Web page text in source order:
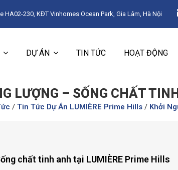
HA02-230, KĐT Vinhomes Ocean Park, Gia Lâm, Hà Nội
DỰ ÁN TIN TỨC HOẠT ĐỘNG
LƯỢNG – SỐNG CHẤT
/ Tin Tức Dự Án LUMIÈRE Prime Hills / Khởi
chất tinh anh tại LUMIÈRE Prime Hills